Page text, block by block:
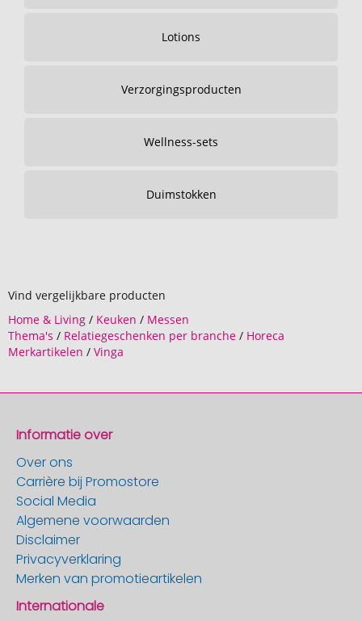
Lotions
Verzorgingsproducten
Wellness-sets
Duimstokken
Vind vergelijkbare producten
Home & Living / Keuken / Messen
Thema's / Relatiegeschenken per branche / Horeca
Merkartikelen / Vinga
Informatie over
Over ons
Carrière bij Promostore
Social Media
Algemene voorwaarden
Disclaimer
Privacyverklaring
Merken van promotieartikelen
Internationale